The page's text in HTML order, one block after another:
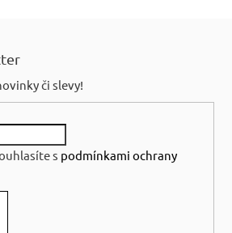
či slevy!
s podmínkami ochrany